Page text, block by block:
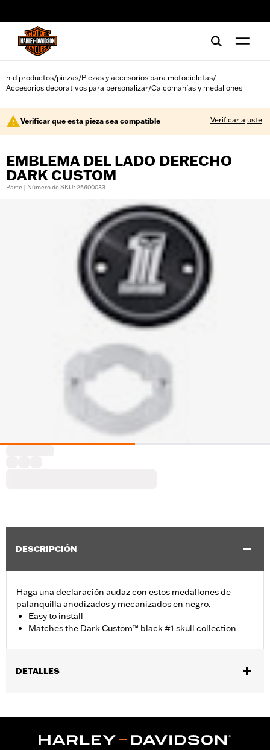
h-d productos/piezas/Piezas y accesorios para motocicletas/
Accesorios decorativos para personalizar/Calcomanías y medallones
Verificar que esta pieza sea compatible Verificar ajuste
EMBLEMA DEL LADO DERECHO
DARK CUSTOM
Parte | Número de SKU: 25600033
DESCRIPCIÓN
Haga una declaración audaz con estos medallones de
palanquilla anodizados y mecanizados en negro.
Easy to install
Matches the Dark Custom™ black #1 skull collection
DETALLES
Colección: Dark Custom